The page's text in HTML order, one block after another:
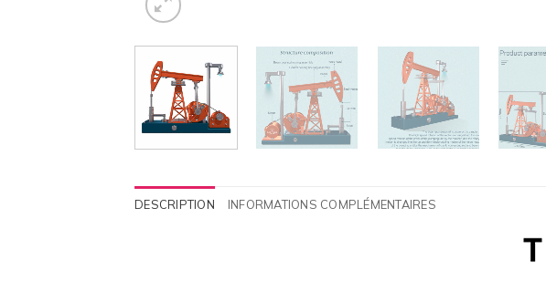
DESCRIPTION INFORMATIONS COMPLÉMENTAIRES